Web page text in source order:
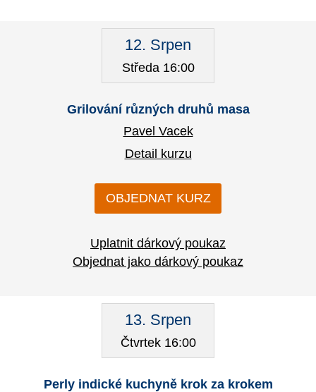
12. Srpen
Středa 16:00
Grilování různých druhů masa
Pavel Vacek
Detail kurzu
OBJEDNAT KURZ
Uplatnit dárkový poukaz
Objednat jako dárkový poukaz
13. Srpen
Čtvrtek 16:00
Perly indické kuchyně krok za krokem